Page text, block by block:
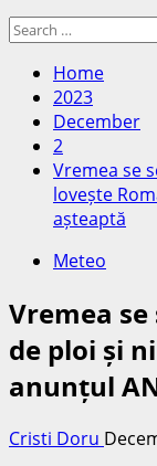
Search
Home
2023
December
2
Vremea se
lovește
așteaptă
Meteo
Vremea
de ploi și
anunțul
Cristi Doru